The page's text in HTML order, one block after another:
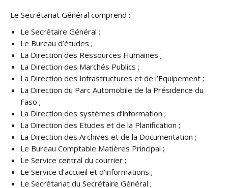
Le Secrétariat Général comprend :
Le Secrétaire Général ;
Le Bureau d’études ;
La Direction des Ressources Humaines ;
La Direction des Marchés Publics ;
La Direction des Infrastructures et de l’Equipement ;
La Direction du Parc Automobile de la Présidence du
Faso ;
La Direction des systèmes d’information ;
La Direction des Etudes et de la Planification ;
La Direction des Archives et de la Documentation ;
Le Bureau Comptable Matières Principal ;
Le Service central du courrier ;
Le Service d’accueil et d’informations ;
Le Secrétariat du Secrétaire Général ;